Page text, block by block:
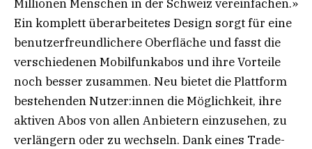
Millionen Menschen in der Schweiz vereinfachen.»
Ein komplett überarbeitetes Design sorgt für eine
benutzerfreundlichere Oberfläche und fasst die
verschiedenen Mobilfunkabos und ihre Vorteile
noch besser zusammen. Neu bietet die Plattform
bestehenden Nutzer:innen die Möglichkeit, ihre
aktiven Abos von allen Anbietern einzusehen, zu
verlängern oder zu wechseln. Dank eines Trade-